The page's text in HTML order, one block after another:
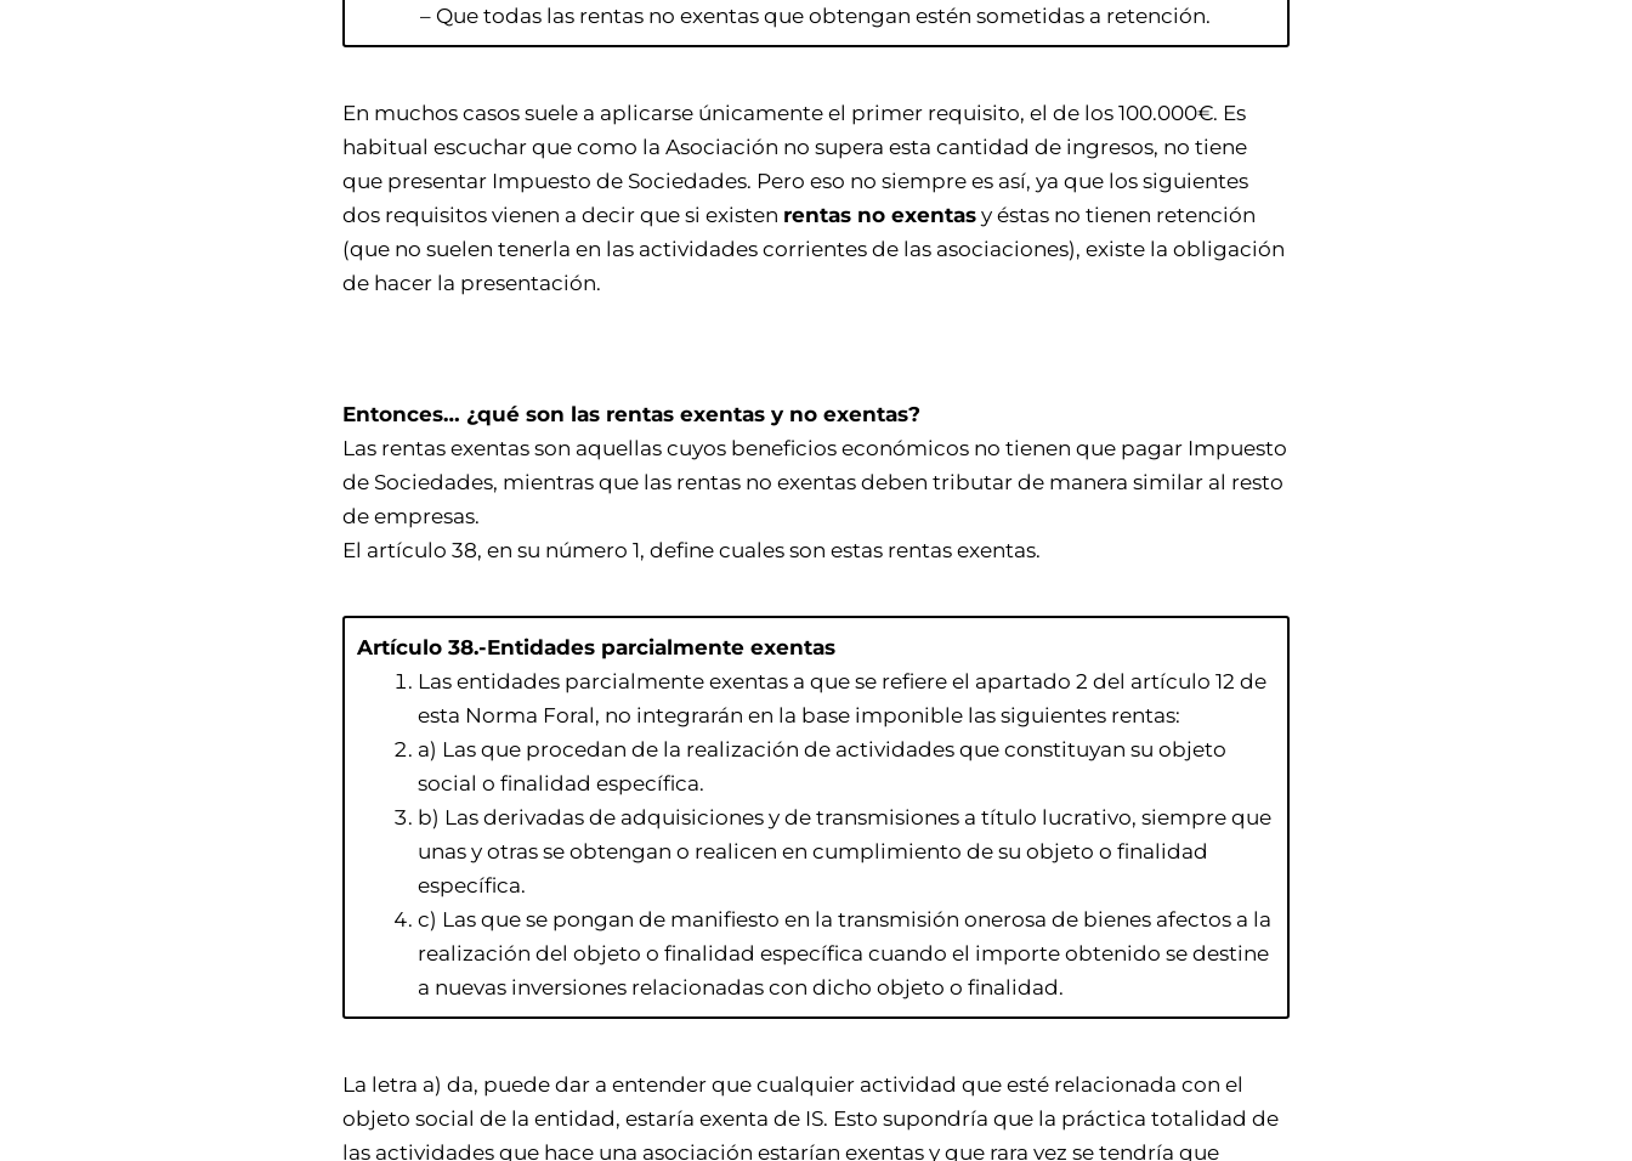
– Que todas las rentas no exentas que obtengan estén sometidas a retención.
En muchos casos suele a aplicarse únicamente el primer requisito, el de los 100.000€. Es
habitual escuchar que como la Asociación no supera esta cantidad de ingresos, no tiene
que presentar Impuesto de Sociedades. Pero eso no siempre es así, ya que los siguientes
dos requisitos vienen a decir que si existen rentas no exentas y éstas no tienen retención
(que no suelen tenerla en las actividades corrientes de las asociaciones), existe la obligación
de hacer la presentación.
Entonces… ¿qué son las rentas exentas y no exentas?
Las rentas exentas son aquellas cuyos beneficios económicos no tienen que pagar Impuesto
de Sociedades, mientras que las rentas no exentas deben tributar de manera similar al resto
de empresas.
El artículo 38, en su número 1, define cuales son estas rentas exentas.
Artículo 38.-Entidades parcialmente exentas
Las entidades parcialmente exentas a que se refiere el apartado 2 del artículo 12 de
esta Norma Foral, no integrarán en la base imponible las siguientes rentas:
a) Las que procedan de la realización de actividades que constituyan su objeto
social o finalidad específica.
b) Las derivadas de adquisiciones y de transmisiones a título lucrativo, siempre que
unas y otras se obtengan o realicen en cumplimiento de su objeto o finalidad
específica.
c) Las que se pongan de manifiesto en la transmisión onerosa de bienes afectos a la
realización del objeto o finalidad específica cuando el importe obtenido se destine
a nuevas inversiones relacionadas con dicho objeto o finalidad.
La letra a) da, puede dar a entender que cualquier actividad que esté relacionada con el
objeto social de la entidad, estaría exenta de IS. Esto supondría que la práctica totalidad de
las actividades que hace una asociación estarían exentas y que rara vez se tendría que